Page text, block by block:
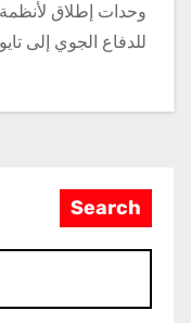
للدفاع الجوي إلى
Search